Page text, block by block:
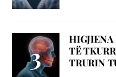
HIGJIENA
TË
TRURIN